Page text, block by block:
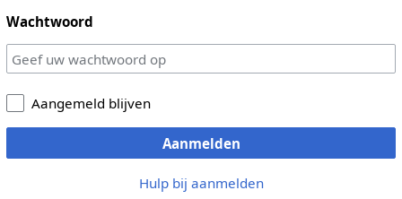
Wachtwoord
Aangemeld blijven
Aanmelden
Hulp bij aanmelden